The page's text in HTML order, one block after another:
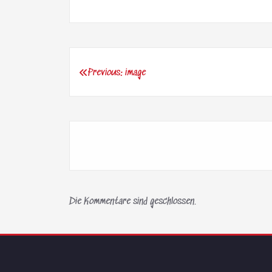
Beitragsnavigation
Previous: image
Die Kommentare sind geschlossen.